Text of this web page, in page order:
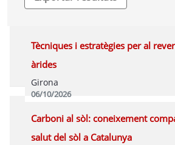
Tècniques i estratègies per al
àrides
Girona
06/10/2026
Inscriure's Presencial
Carboni al sòl: coneixement
salut del sòl a Catalunya